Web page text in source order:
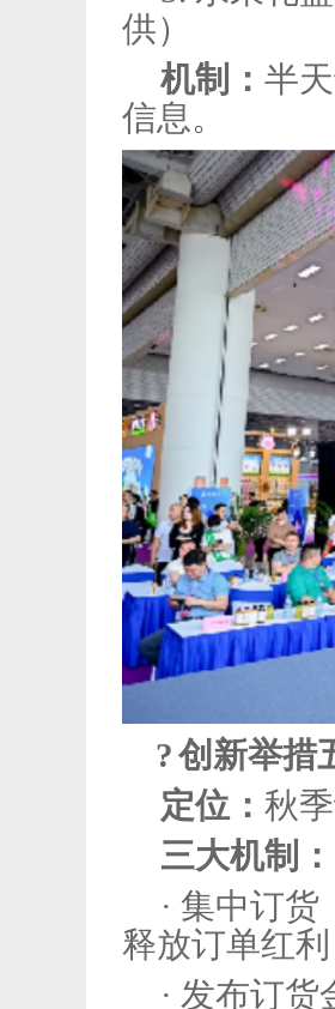
供）
机制： 半
信息。
?创新举措
定位： 秋
三大机制：
· 集中订
释放订单红利
· 发布订